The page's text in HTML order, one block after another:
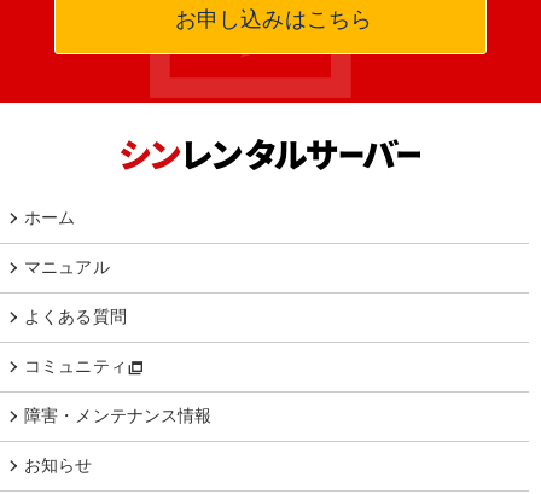
お申し込みはこちら
ホーム
マニュアル
よくある質問
コミュニティ
障害・メンテナンス情報
お知らせ